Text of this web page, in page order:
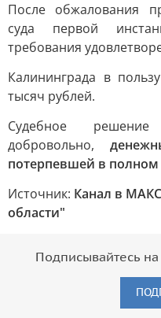
После обжалования
суда первой
требования
Калининграда в
тысяч рублей.
Судебное
добровольно,
потерпевшей в
Источник: Канал в
области"
Подписывайтесь